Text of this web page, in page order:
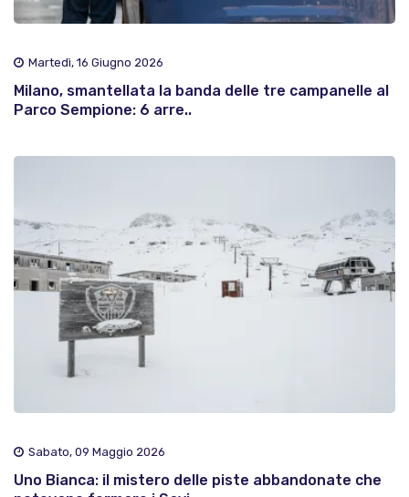
Martedì, 16 Giugno 2026
Milano, smantellata la banda delle tre campanelle al
Parco Sempione: 6 arre..
Sabato, 09 Maggio 2026
Uno Bianca: il mistero delle piste abbandonate che